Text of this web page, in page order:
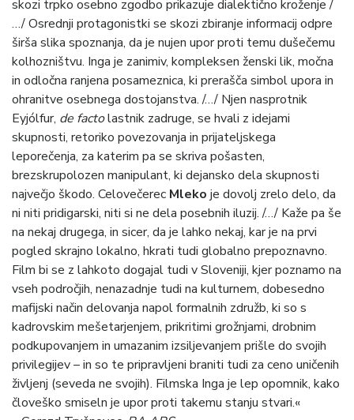
skozi trpko osebno zgodbo prikazuje dialektično kroženje /
…/ Osrednji protagonistki se skozi zbiranje informacij odpre
širša slika spoznanja, da je nujen upor proti temu dušečemu
kolhozništvu. Inga je zanimiv, kompleksen ženski lik, močna
in odločna ranjena posameznica, ki prerašča simbol upora in
ohranitve osebnega dostojanstva. /…/ Njen nasprotnik
Eyjólfur, de factolastnik zadruge, se hvali z idejami
skupnosti, retoriko povezovanja in prijateljskega
leporečenja, za katerim pa se skriva pošasten,
brezskrupolozen manipulant, ki dejansko dela skupnosti
največjo škodo. Celovečerec Mleko je dovolj zrelo delo, da
ni niti pridigarski, niti si ne dela posebnih iluzij. /…/ Kaže pa še
na nekaj drugega, in sicer, da je lahko nekaj, kar je na prvi
pogled skrajno lokalno, hkrati tudi globalno prepoznavno.
Film bi se z lahkoto dogajal tudi v Sloveniji, kjer poznamo na
vseh področjih, nenazadnje tudi na kulturnem, dobesedno
mafijski način delovanja napol formalnih združb, ki so s
kadrovskim mešetarjenjem, prikritimi grožnjami, drobnim
podkupovanjem in umazanim izsiljevanjem prišle do svojih
privilegijev – in so te pripravljeni braniti tudi za ceno uničenih
življenj (seveda ne svojih). Filmska Inga je lep opomnik, kako
človeško smiseln je upor proti takemu stanju stvari.«